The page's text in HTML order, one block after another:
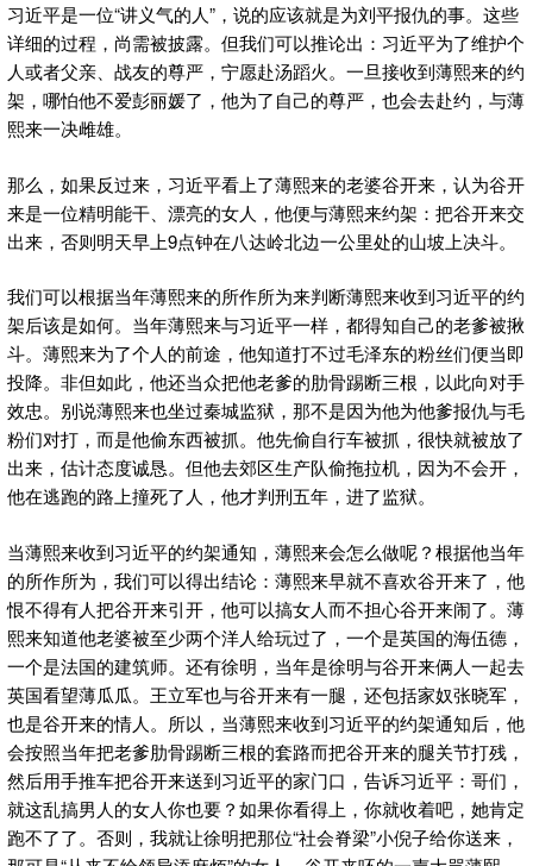
习近平是一位“讲义气的人”，说的应该就是为刘平报仇的事。这些
详细的过程，尚需被披露。但我们可以推论出：习近平为了维护个
人或者父亲、战友的尊严，宁愿赴汤蹈火。一旦接收到薄熙来的约
架，哪怕他不爱彭丽媛了，他为了自己的尊严，也会去赴约，与薄
熙来一决雌雄。
那么，如果反过来，习近平看上了薄熙来的老婆谷开来，认为谷开
来是一位精明能干、漂亮的女人，他便与薄熙来约架：把谷开来交
出来，否则明天早上9点钟在八达岭北边一公里处的山坡上决斗。
我们可以根据当年薄熙来的所作所为来判断薄熙来收到习近平的约
架后该是如何。当年薄熙来与习近平一样，都得知自己的老爹被揪
斗。薄熙来为了个人的前途，他知道打不过毛泽东的粉丝们便当即
投降。非但如此，他还当众把他老爹的肋骨踢断三根，以此向对手
效忠。别说薄熙来也坐过秦城监狱，那不是因为他为他爹报仇与毛
粉们对打，而是他偷东西被抓。他先偷自行车被抓，很快就被放了
出来，估计态度诚恳。但他去郊区生产队偷拖拉机，因为不会开，
他在逃跑的路上撞死了人，他才判刑五年，进了监狱。
当薄熙来收到习近平的约架通知，薄熙来会怎么做呢？根据他当年
的所作所为，我们可以得出结论：薄熙来早就不喜欢谷开来了，他
恨不得有人把谷开来引开，他可以搞女人而不担心谷开来闹了。薄
熙来知道他老婆被至少两个洋人给玩过了，一个是英国的海伍德，
一个是法国的建筑师。还有徐明，当年是徐明与谷开来俩人一起去
英国看望薄瓜瓜。王立军也与谷开来有一腿，还包括家奴张晓军，
也是谷开来的情人。所以，当薄熙来收到习近平的约架通知后，他
会按照当年把老爹肋骨踢断三根的套路而把谷开来的腿关节打残，
然后用手推车把谷开来送到习近平的家门口，告诉习近平：哥们，
就这乱搞男人的女人你也要？如果你看得上，你就收着吧，她肯定
跑不了了。否则，我就让徐明把那位“社会脊梁”小倪子给你送来，